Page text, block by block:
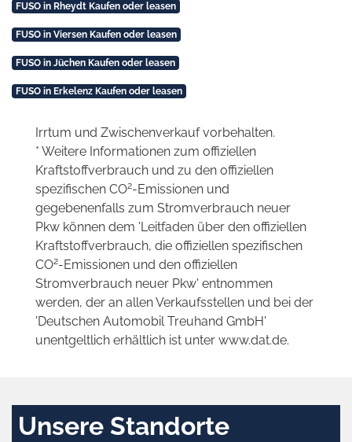
FUSO in Rheydt Kaufen oder leasen
FUSO in Viersen Kaufen oder leasen
FUSO in Jüchen Kaufen oder leasen
FUSO in Erkelenz Kaufen oder leasen
Irrtum und Zwischenverkauf vorbehalten.
* Weitere Informationen zum offiziellen
Kraftstoffverbrauch und zu den offiziellen
spezifischen CO2-Emissionen und
gegebenenfalls zum Stromverbrauch neuer
Pkw können dem 'Leitfaden über den offiziellen
Kraftstoffverbrauch, die offiziellen spezifischen
CO2-Emissionen und den offiziellen
Stromverbrauch neuer Pkw' entnommen
werden, der an allen Verkaufsstellen und bei der
'Deutschen Automobil Treuhand GmbH'
unentgeltlich erhältlich ist unter www.dat.de.
Unsere Standorte